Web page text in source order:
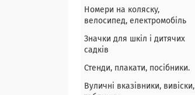
Номери на коляску,
велосипед, електромобіль
Значки для шкіл і дитячих
садків
Стенди, плакати, посібники.
Вуличні вказівники, вивіски,